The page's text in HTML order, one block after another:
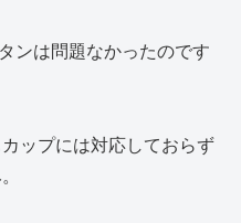
ンは問題なかったのです
ップには対応しておらず